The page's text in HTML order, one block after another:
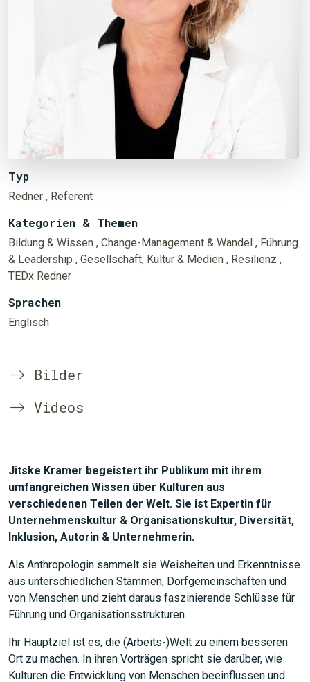
Typ
Redner , Referent
Kategorien & Themen
Bildung & Wissen , Change-Management & Wandel , Führung
& Leadership , Gesellschaft, Kultur & Medien , Resilienz ,
TEDx Redner
Sprachen
Englisch
Bilder
Videos
Jitske Kramer begeistert ihr Publikum mit ihrem
umfangreichen Wissen über Kulturen aus
verschiedenen Teilen der Welt. Sie ist Expertin für
Unternehmenskultur & Organisationskultur, Diversität,
Inklusion, Autorin & Unternehmerin.
Als Anthropologin sammelt sie Weisheiten und Erkenntnisse
aus unterschiedlichen Stämmen, Dorfgemeinschaften und
von Menschen und zieht daraus faszinierende Schlüsse für
Führung und Organisationsstrukturen.
Ihr Hauptziel ist es, die (Arbeits-)Welt zu einem besseren
Ort zu machen. In ihren Vorträgen spricht sie darüber, wie
Kulturen die Entwicklung von Menschen beeinflussen und